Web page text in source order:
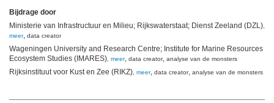
Bijdrage door
Ministerie van Infrastructuur en Milieu; Rijkswaterstaat; Dienst Zeeland (DZL),
meer, data creator
Wageningen University and Research Centre; Institute for Marine Resources
Ecosystem Studies (IMARES), meer, data creator, analyse van de monsters
Rijksinstituut voor Kust en Zee (RIKZ), meer, data creator, analyse van de monsters